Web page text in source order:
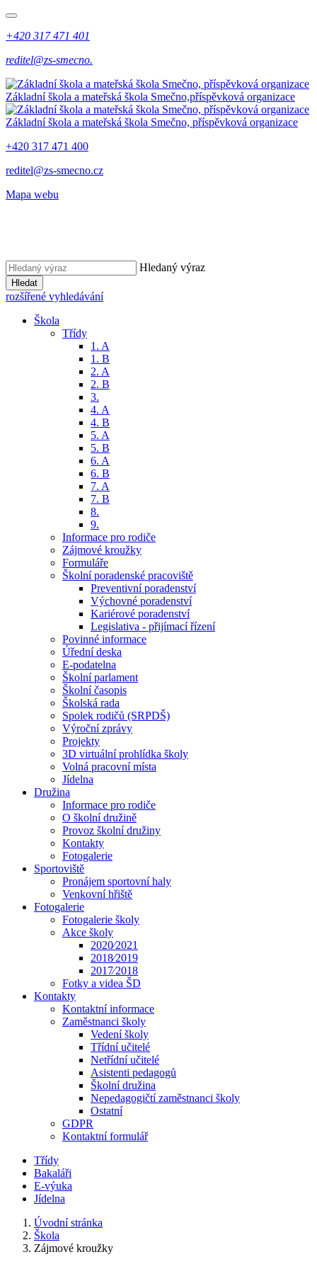
+420 317 471 401
reditel@zs-smecno.
Základní škola a mateřská škola Smečno,příspěvková organizace
Základní škola a mateřská škola Smečno, příspěvková organizace
+420 317 471 400
reditel@zs-smecno.cz
Mapa webu
Hledaný výraz
Hledat
rozšířené vyhledávání
Škola
Třídy
1. A
1. B
2. A
2. B
3.
4. A
4. B
5. A
5. B
6. A
6. B
7. A
7. B
8.
9.
Informace pro rodiče
Zájmové kroužky
Formuláře
Školní poradenské pracoviště
Preventivní poradenství
Výchovné poradenství
Kariérové poradenství
Legislativa - přijímací řízení
Povinné informace
Úřední deska
E-podatelna
Školní parlament
Školní časopis
Školská rada
Spolek rodičů (SRPDŠ)
Výroční zprávy
Projekty
3D virtuální prohlídka školy
Volná pracovní místa
Jídelna
Družina
Informace pro rodiče
O školní družině
Provoz školní družiny
Kontakty
Fotogalerie
Sportoviště
Pronájem sportovní haly
Venkovní hřiště
Fotogalerie
Fotogalerie školy
Akce školy
2020⁄2021
2018⁄2019
2017⁄2018
Fotky a videa ŠD
Kontakty
Kontaktní informace
Zaměstnanci školy
Vedení školy
Třídní učitelé
Netřídní učitelé
Asistenti pedagogů
Školní družina
Nepedagogičtí zaměstnanci školy
Ostatní
GDPR
Kontaktní formulář
Třídy
Bakaláři
E-výuka
Jídelna
Úvodní stránka
Škola
Zájmové kroužky